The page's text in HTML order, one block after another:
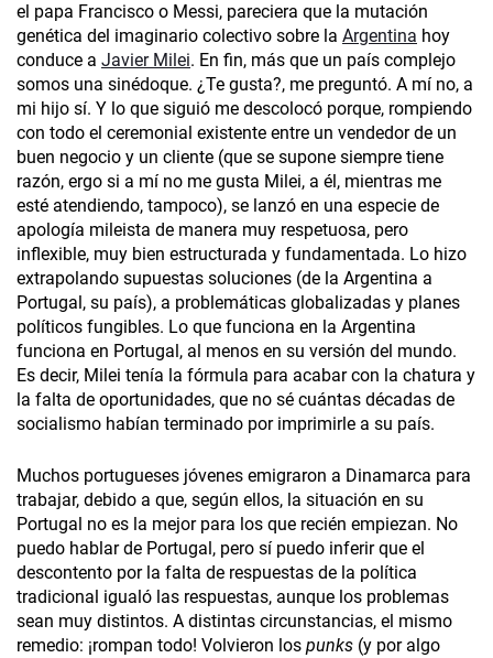
el papa Francisco o Messi, pareciera que la mutación
genética del imaginario colectivo sobre la Argentina hoy
conduce a Javier Milei. En fin, más que un país complejo
somos una sinédoque. ¿Te gusta?, me preguntó. A mí no, a
mi hijo sí. Y lo que siguió me descolocó porque, rompiendo
con todo el ceremonial existente entre un vendedor de un
buen negocio y un cliente (que se supone siempre tiene
razón, ergo si a mí no me gusta Milei, a él, mientras me
esté atendiendo, tampoco), se lanzó en una especie de
apología mileista de manera muy respetuosa, pero
inflexible, muy bien estructurada y fundamentada. Lo hizo
extrapolando supuestas soluciones (de la Argentina a
Portugal, su país), a problemáticas globalizadas y planes
políticos fungibles. Lo que funciona en la Argentina
funciona en Portugal, al menos en su versión del mundo.
Es decir, Milei tenía la fórmula para acabar con la chatura y
la falta de oportunidades, que no sé cuántas décadas de
socialismo habían terminado por imprimirle a su país.
Muchos portugueses jóvenes emigraron a Dinamarca para
trabajar, debido a que, según ellos, la situación en su
Portugal no es la mejor para los que recién empiezan. No
puedo hablar de Portugal, pero sí puedo inferir que el
descontento por la falta de respuestas de la política
tradicional igualó las respuestas, aunque los problemas
sean muy distintos. A distintas circunstancias, el mismo
remedio: ¡rompan todo! Volvieron los punks (y por algo